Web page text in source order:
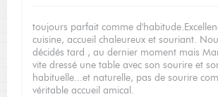
toujours parfait comme
cuisine, accueil chaleureux et souriant.
décidés tard , au dernier moment mais
vite dressé une table avec son sourire et
habituelle...et naturelle, pas de sourire
véritable accueil amical.